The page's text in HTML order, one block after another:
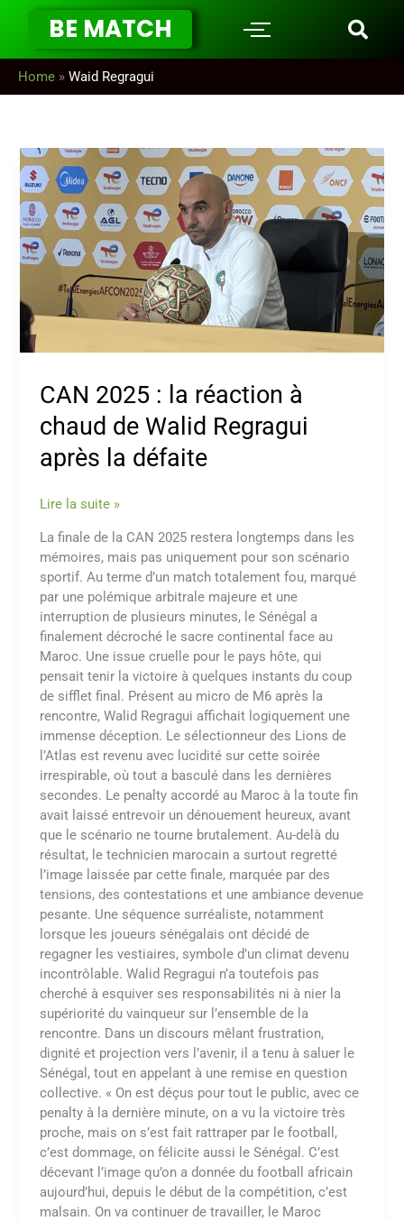
contenu
BE MATCH
Home » Waid Regragui
CAN 2025 : la réaction à
chaud de Walid Regragui
après la défaite
CAN
2025
:
la
réaction
à
Walid
après
défaite
Lire la suite »
La finale de la CAN 2025 restera longtemps dans les
mémoires, mais pas uniquement pour son scénario
sportif. Au terme d’un match totalement fou, marqué
par une polémique arbitrale majeure et une
interruption de plusieurs minutes, le Sénégal a
finalement décroché le sacre continental face au
Maroc. Une issue cruelle pour le pays hôte, qui
pensait tenir la victoire à quelques instants du coup
de sifflet final. Présent au micro de M6 après la
rencontre, Walid Regragui affichait logiquement une
immense déception. Le sélectionneur des Lions de
l’Atlas est revenu avec lucidité sur cette soirée
irrespirable, où tout a basculé dans les dernières
secondes. Le penalty accordé au Maroc à la toute fin
avait laissé entrevoir un dénouement heureux, avant
que le scénario ne tourne brutalement. Au-delà du
résultat, le technicien marocain a surtout regretté
l’image laissée par cette finale, marquée par des
tensions, des contestations et une ambiance devenue
pesante. Une séquence surréaliste, notamment
lorsque les joueurs sénégalais ont décidé de
regagner les vestiaires, symbole d’un climat devenu
incontrôlable. Walid Regragui n’a toutefois pas
cherché à esquiver ses responsabilités ni à nier la
supériorité du vainqueur sur l’ensemble de la
rencontre. Dans un discours mêlant frustration,
dignité et projection vers l’avenir, il a tenu à saluer le
Sénégal, tout en appelant à une remise en question
collective. « On est déçus pour tout le public, avec ce
penalty à la dernière minute, on a vu la victoire très
proche, mais on s’est fait rattraper par le football,
c’est dommage, on félicite aussi le Sénégal. C’est
décevant l’image qu’on a donnée du football africain
aujourd’hui, depuis le début de la compétition, c’est
malsain. On va continuer de travailler, le Maroc